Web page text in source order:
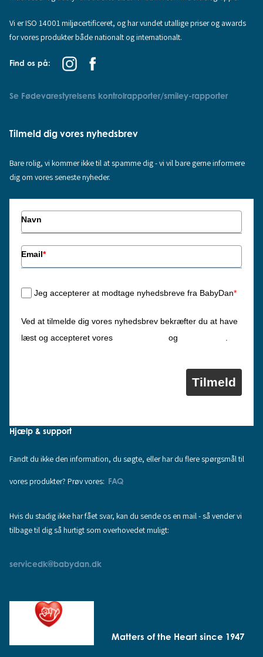
Vi er ISO 14001 miljøcertificeret, og har vundet utallige priser og awards
for vores produkter både nationalt og internationalt.
Find os på:
Se Fødevarestyrelsens kontrolrapporter/smiley-rapporter
Tilmeld dig vores nyhedsbrev
Bare rolig, vi kommer ikke til at spamme dig - vi vil bare gerne informere
dig om vores seneste nyheder.
Navn
Email*
Jeg accepterer at modtage nyhedsbreve fra BabyDan*
Ved at tilmelde dig vores nyhedsbrev bekræfter du at have
læst og accepteret vores
og
Tilmeld
Hjælp & support
Fandt du ikke den information, du søgte, eller har du flere spørgsmål til
vores produkter? Prøv vores: FAQ
Hvis du stadig ikke har fået svar, kan du sende os en mail - så vender vi
tilbage til dig så hurtigt som overhovedet muligt:
servicedk@babydan.dk
Matters of the Heart since 1947